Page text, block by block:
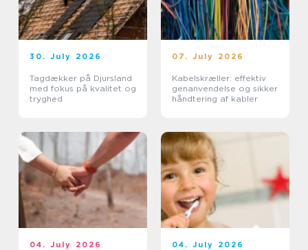
30. July 2026
Tagdækker på Djursland
med fokus på kvalitet og
tryghed
07. July 2026
Kabelskræller: effektiv
genanvendelse og sikker
håndtering af kabler
04. July 2026 04. July 2026